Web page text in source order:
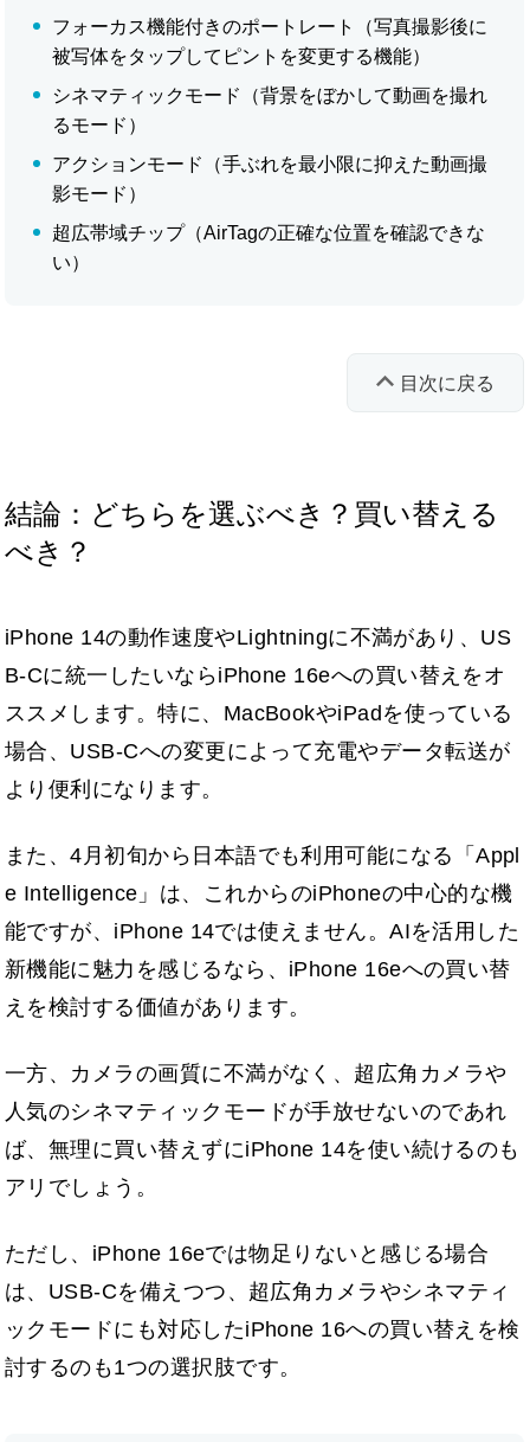
フォーカス機能付きのポートレート（写真撮影後に
被写体をタップしてピントを変更する機能）
シネマティックモード（背景をぼかして動画を撮れ
るモード）
アクションモード（手ぶれを最小限に抑えた動画撮
影モード）
超広帯域チップ（AirTagの正確な位置を確認できな
い）
目次に戻る
結論：どちらを選ぶべき？買い替える
べき？
iPhone 14の動作速度やLightningに不満があり、US
B-Cに統一したいならiPhone 16eへの買い替えをオ
ススメします。特に、MacBookやiPadを使っている
場合、USB-Cへの変更によって充電やデータ転送が
より便利になります。
また、4月初旬から日本語でも利用可能になる「Appl
e Intelligence」は、これからのiPhoneの中心的な機
能ですが、iPhone 14では使えません。AIを活用した
新機能に魅力を感じるなら、iPhone 16eへの買い替
えを検討する価値があります。
一方、カメラの画質に不満がなく、超広角カメラや
人気のシネマティックモードが手放せないのであれ
ば、無理に買い替えずにiPhone 14を使い続けるのも
アリでしょう。
ただし、iPhone 16eでは物足りないと感じる場合
は、USB-Cを備えつつ、超広角カメラやシネマティ
ックモードにも対応したiPhone 16への買い替えを検
討するのも1つの選択肢です。